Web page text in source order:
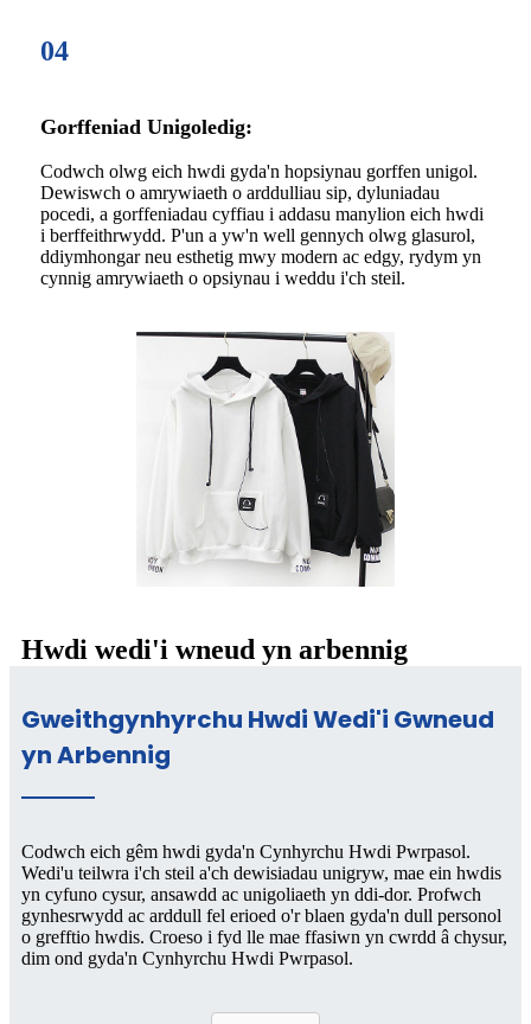
04
Gorffeniad Unigoledig:
Codwch olwg eich hwdi gyda'n hopsiynau gorffen unigol.
Dewiswch o amrywiaeth o arddulliau sip, dyluniadau
pocedi, a gorffeniadau cyffiau i addasu manylion eich hwdi
i berffeithrwydd. P'un a yw'n well gennych olwg glasurol,
ddiymhongar neu esthetig mwy modern ac edgy, rydym yn
cynnig amrywiaeth o opsiynau i weddu i'ch steil.
Hwdi wedi'i wneud yn arbennig
Gweithgynhyrchu Hwdi Wedi'i Gwneud
yn Arbennig
Codwch eich gêm hwdi gyda'n Cynhyrchu Hwdi Pwrpasol.
Wedi'u teilwra i'ch steil a'ch dewisiadau unigryw, mae ein hwdis
yn cyfuno cysur, ansawdd ac unigoliaeth yn ddi-dor. Profwch
gynhesrwydd ac arddull fel erioed o'r blaen gyda'n dull personol
o grefftio hwdis. Croeso i fyd lle mae ffasiwn yn cwrdd â chysur,
dim ond gyda'n Cynhyrchu Hwdi Pwrpasol.